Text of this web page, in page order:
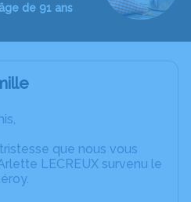
de 91 ans
que nous vous
LECREUX survenu le